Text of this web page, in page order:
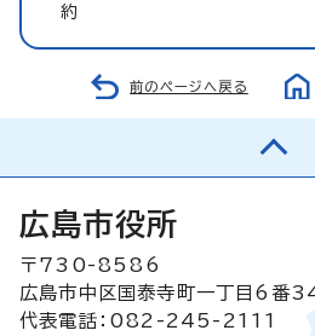
約
前のページへ戻る
広島市役所
〒730-8586
広島市中区国泰寺町一丁目6番
代表電話：082-245-2111